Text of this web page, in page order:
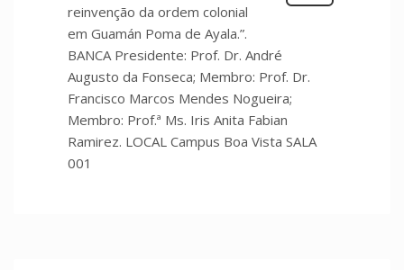
reinvenção da ordem colonial
em Guamán Poma de Ayala.”.
BANCA Presidente: Prof. Dr. André
Augusto da Fonseca; Membro: Prof. Dr.
Francisco Marcos Mendes Nogueira;
Membro: Prof.ª Ms. Iris Anita Fabian
Ramirez. LOCAL Campus Boa Vista SALA
001